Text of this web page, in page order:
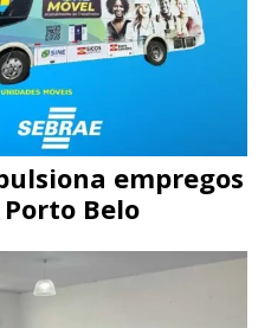
empregos
Belo